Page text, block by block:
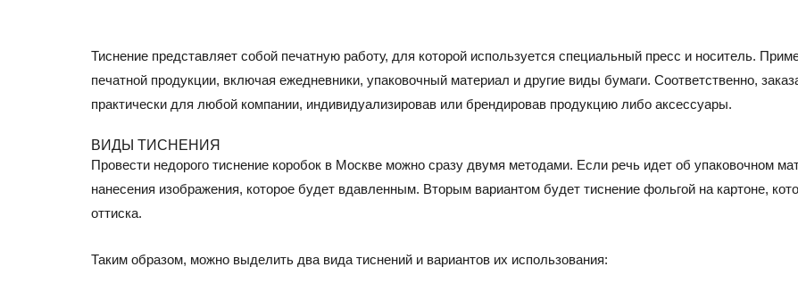
Тиснение представляет собой печатную работу, для которой используется специальный пресс и носитель.
печатной продукции, включая ежедневники, упаковочный материал и другие виды бумаги. Соответственно,
практически для любой компании, индивидуализировав или брендировав продукцию либо аксессуары.
ВИДЫ ТИСНЕНИЯ
Провести недорого тиснение коробок в Москве можно сразу двумя методами. Если речь идет об упаковочном
нанесения изображения, которое будет вдавленным. Вторым вариантом будет тиснение фольгой на картоне,
оттиска.
Таким образом, можно выделить два вида тиснений и вариантов их использования: